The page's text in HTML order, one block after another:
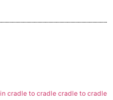
cradle to cradle cradle to cradle